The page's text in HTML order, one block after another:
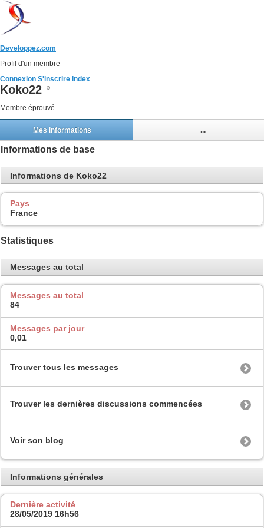
Developpez.com
Profil d'un membre
Connexion S'inscrire Index
Koko22
Membre éprouvé
Mes informations ...
Informations de base
Informations de Koko22
Pays
France
Statistiques
Messages au total
Messages au total
84
Messages par jour
0,01
Trouver tous les messages
Trouver les dernières discussions commencées
Voir son blog
Informations générales
Dernière activité
28/05/2019 16h56